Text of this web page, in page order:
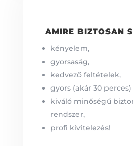
AMIRE BIZTOSAN
kényelem,
gyorsaság,
kedvező feltételek,
gyors (akár 30
kiváló minőségű
rendszer,
profi kivitelezés!